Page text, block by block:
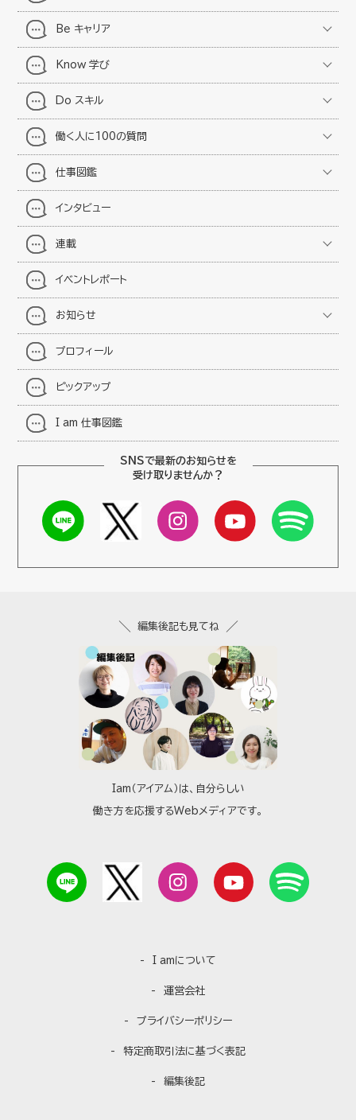
Be キャリア
Know 学び
Do スキル
働く人に100の質問
仕事図鑑
インタビュー
連載
イベントレポート
お知らせ
プロフィール
ピックアップ
I am 仕事図鑑
SNSで最新のお知らせを
受け取りませんか？
Iam（アイアム）は、自分らしい
働き方を応援するWebメディアです。
I amについて
運営会社
プライバシーポリシー
特定商取引法に基づく表記
編集後記
編集後記も見てね